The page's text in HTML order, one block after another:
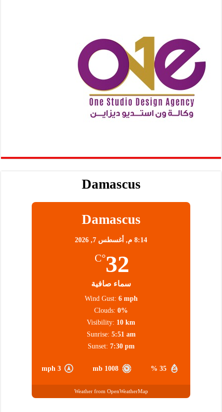
Damascus
Damascus
8:14 م, أغسطس 7, 2026
32
°C
سماء صافية
35 %
1008 mb
3 mph
Wind Gust: 6 mph
Clouds: 0%
Visibility: 10 km
Sunrise: 5:51 am
Sunset: 7:30 pm
Weather from OpenWeatherMap